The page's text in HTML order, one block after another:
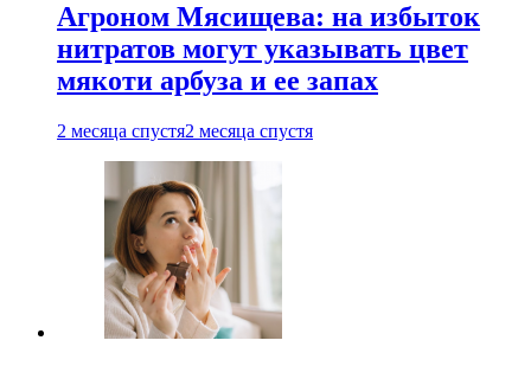
Агроном Мясищева: на избыток
нитратов могут указывать цвет
мякоти арбуза и ее запах
2 месяца спустя2 месяца спустя